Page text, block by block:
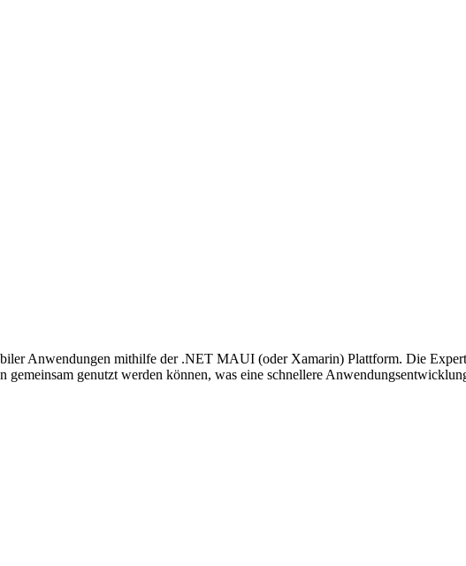
Anwendungen mithilfe der .NET MAUI (oder Xamarin) Plattform. Die
genutzt werden können, was eine schnellere